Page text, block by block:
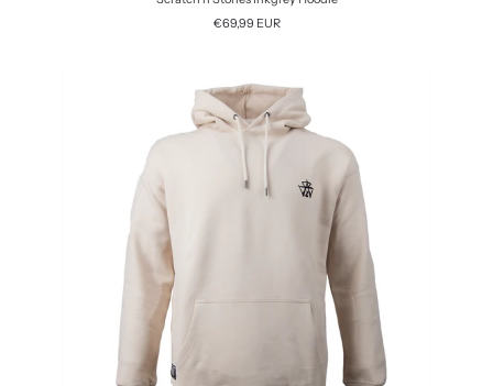
Angebotspreis
€69,99 EUR